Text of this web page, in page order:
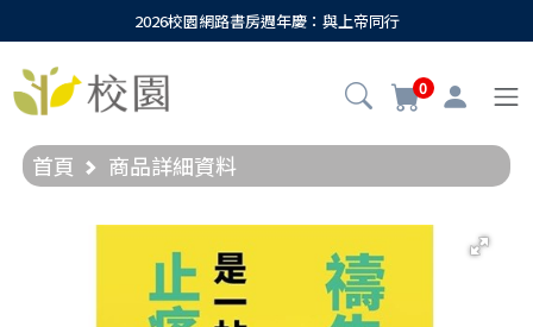
2026校園網路書房週年慶：與上帝同行
0
首頁 商品詳細資料